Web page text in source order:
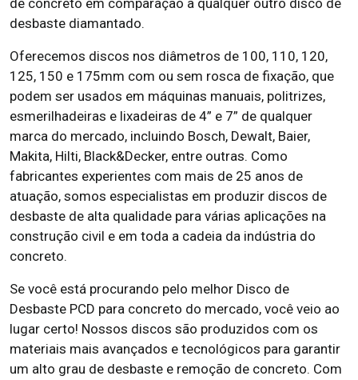
de concreto em comparação a qualquer outro disco de
desbaste diamantado.
Oferecemos discos nos diâmetros de 100, 110, 120,
125, 150 e 175mm com ou sem rosca de fixação, que
podem ser usados em máquinas manuais, politrizes,
esmerilhadeiras e lixadeiras de 4” e 7” de qualquer
marca do mercado, incluindo Bosch, Dewalt, Baier,
Makita, Hilti, Black&Decker, entre outras. Como
fabricantes experientes com mais de 25 anos de
atuação, somos especialistas em produzir discos de
desbaste de alta qualidade para várias aplicações na
construção civil e em toda a cadeia da indústria do
concreto.
Se você está procurando pelo melhor Disco de
Desbaste PCD para concreto do mercado, você veio ao
lugar certo! Nossos discos são produzidos com os
materiais mais avançados e tecnológicos para garantir
um alto grau de desbaste e remoção de concreto. Com